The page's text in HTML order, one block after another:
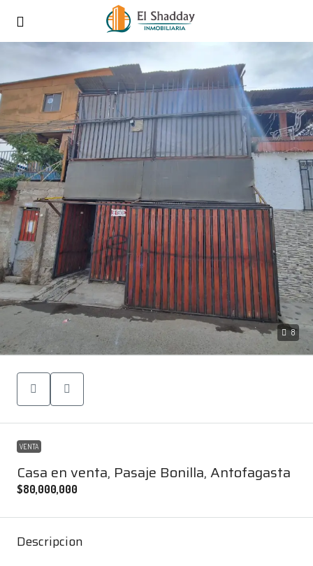
8
VENTA
Casa en venta, Pasaje Bonilla, Antofagasta
$80,000,000
Descripcion